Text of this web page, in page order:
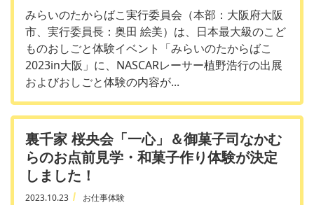
みらいのたからばこ実行委員会（本部：大阪府大阪
市、実行委員長：奥田 絵美）は、日本最大級のこど
ものおしごと体験イベント「みらいのたからばこ
2023in大阪」に、NASCARレーサー植野浩行の出展
およびおしごと体験の内容が...
裏千家 桜央会「一心」＆御菓子司なかむ
らのお点前見学・和菓子作り体験が決定
しました！
2023.10.23 お仕事体験